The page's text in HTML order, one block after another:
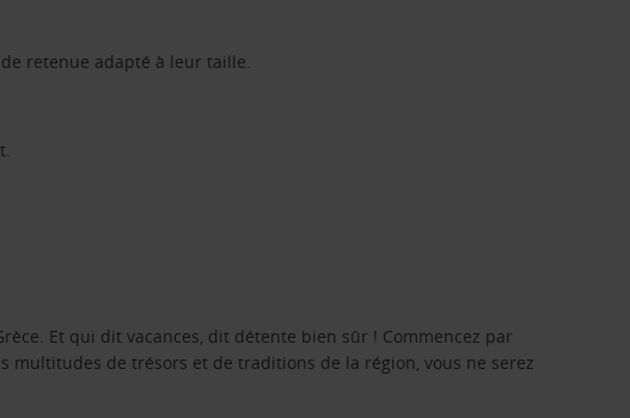
retenue adapté à leur taille.
Et qui dit vacances, dit détente bien sûr ! Commencez par
multitudes de trésors et de traditions de la région, vous ne serez